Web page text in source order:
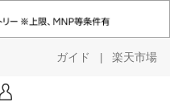
ガイド | 楽天市場